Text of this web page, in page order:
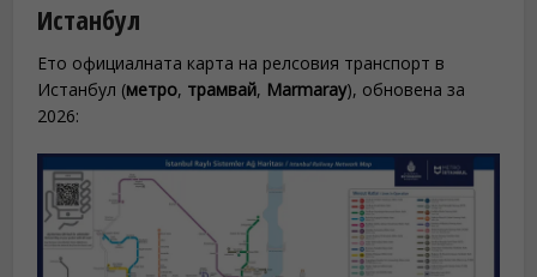
Истанбул
Ето официалната карта на релсовия транспорт в
Истанбул (метро, трамвай, Marmaray), обновена за
2026: